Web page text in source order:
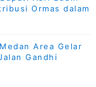
Ormas dalam
Area Gelar
Gandhi